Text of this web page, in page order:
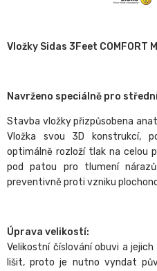
Vložky Sidas 3Feet COMFORT
Navrženo speciálně pro
Stavba vložky přizpůsobena
Vložka svou 3D konstrukcí,
optimálně rozloží tlak na celou
pod patou pro tlumení
preventivně proti vzniku
Úprava velikostí:
Velikostní číslování obuvi a
lišit, proto je nutno vyndat